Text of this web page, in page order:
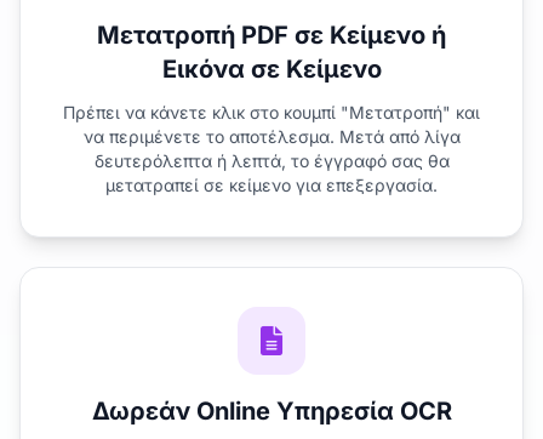
Μετατροπή PDF σε Κείμενο ή
Εικόνα σε Κείμενο
Πρέπει να κάνετε κλικ στο κουμπί "Μετατροπή" και
να περιμένετε το αποτέλεσμα. Μετά από λίγα
δευτερόλεπτα ή λεπτά, το έγγραφό σας θα
μετατραπεί σε κείμενο για επεξεργασία.
Δωρεάν Online Υπηρεσία OCR